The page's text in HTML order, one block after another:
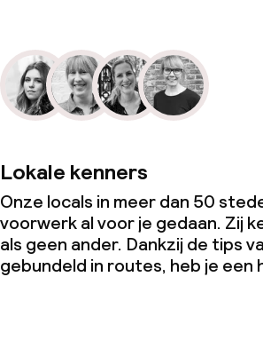
Lokale kenners
Onze locals in meer dan 50
voorwerk al voor je gedaan. Zij
als geen ander. Dankzij de tips
gebundeld in routes, heb je een